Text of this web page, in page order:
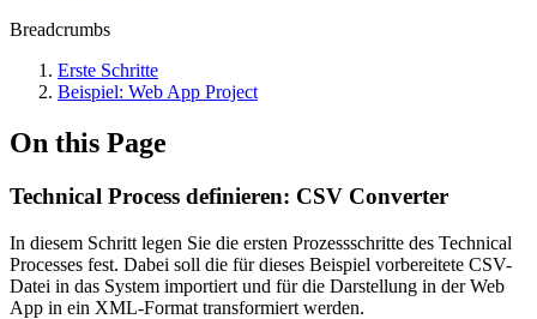
Breadcrumbs
Erste Schritte
Beispiel: Web App Project
On this Page
Technical Process definieren: CSV Converter
In diesem Schritt legen Sie die ersten Prozessschritte des Technical
Processes fest. Dabei soll die für dieses Beispiel vorbereitete CSV-
Datei in das System importiert und für die Darstellung in der Web
App in ein XML-Format transformiert werden.